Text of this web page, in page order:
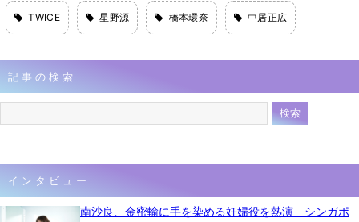
TWICE 星野源 橋本環奈 中居正広
記事の検索
インタビュー
南沙良、金密輸に手を染める妊婦役を熱演 シンガポ